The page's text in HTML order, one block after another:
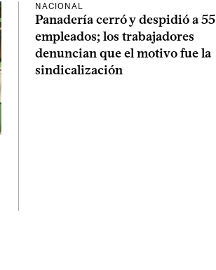
NACIONAL
Panadería cerró y despidió a 55
empleados; los trabajadores
denuncian que el motivo fue la
sindicalización